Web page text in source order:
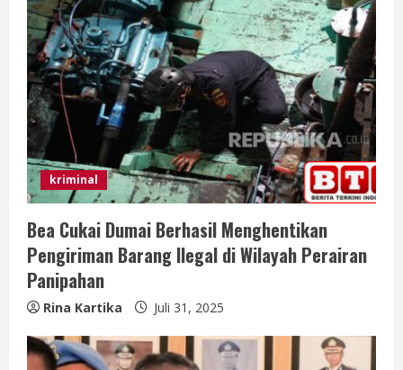
kriminal
Bea Cukai Dumai Berhasil Menghentikan
Pengiriman Barang Ilegal di Wilayah Perairan
Panipahan
Rina Kartika Juli 31, 2025